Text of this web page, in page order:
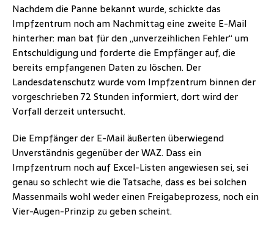
Nachdem die Panne bekannt wurde, schickte das
Impfzentrum noch am Nachmittag eine zweite E-Mail
hinterher: man bat für den „unverzeihlichen Fehler“ um
Entschuldigung und forderte die Empfänger auf, die
bereits empfangenen Daten zu löschen. Der
Landesdatenschutz wurde vom Impfzentrum binnen der
vorgeschrieben 72 Stunden informiert, dort wird der
Vorfall derzeit untersucht.
Die Empfänger der E-Mail äußerten überwiegend
Unverständnis gegenüber der WAZ. Dass ein
Impfzentrum noch auf Excel-Listen angewiesen sei, sei
genau so schlecht wie die Tatsache, dass es bei solchen
Massenmails wohl weder einen Freigabeprozess, noch ein
Vier-Augen-Prinzip zu geben scheint.